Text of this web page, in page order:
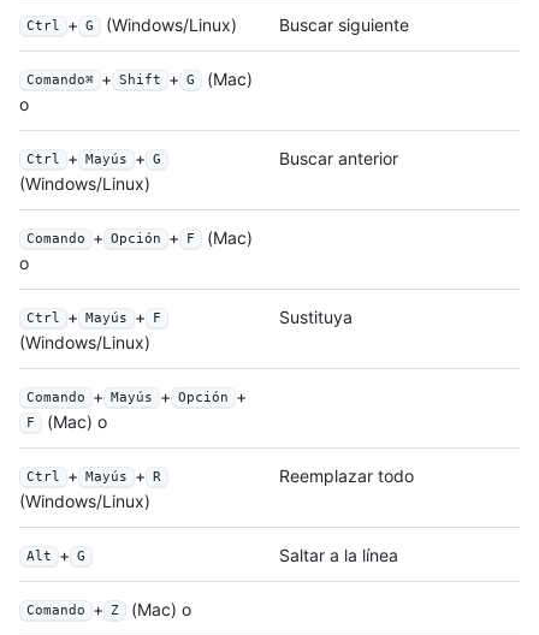
Ctrl + G (Windows/Linux) Buscar siguiente
Comando⌘ + Shift + G
(Mac)
o
Ctrl + Mayús + G
(Windows/Linux)
Buscar anterior
Comando + Opción + F
(Mac)
o
Ctrl + Mayús + F
(Windows/Linux)
Sustituya
Comando + Mayús + Opción +
F (Mac) o
Ctrl + Mayús + R
(Windows/Linux)
Reemplazar todo
Alt + G Saltar a la línea
Comando + Z (Mac) o